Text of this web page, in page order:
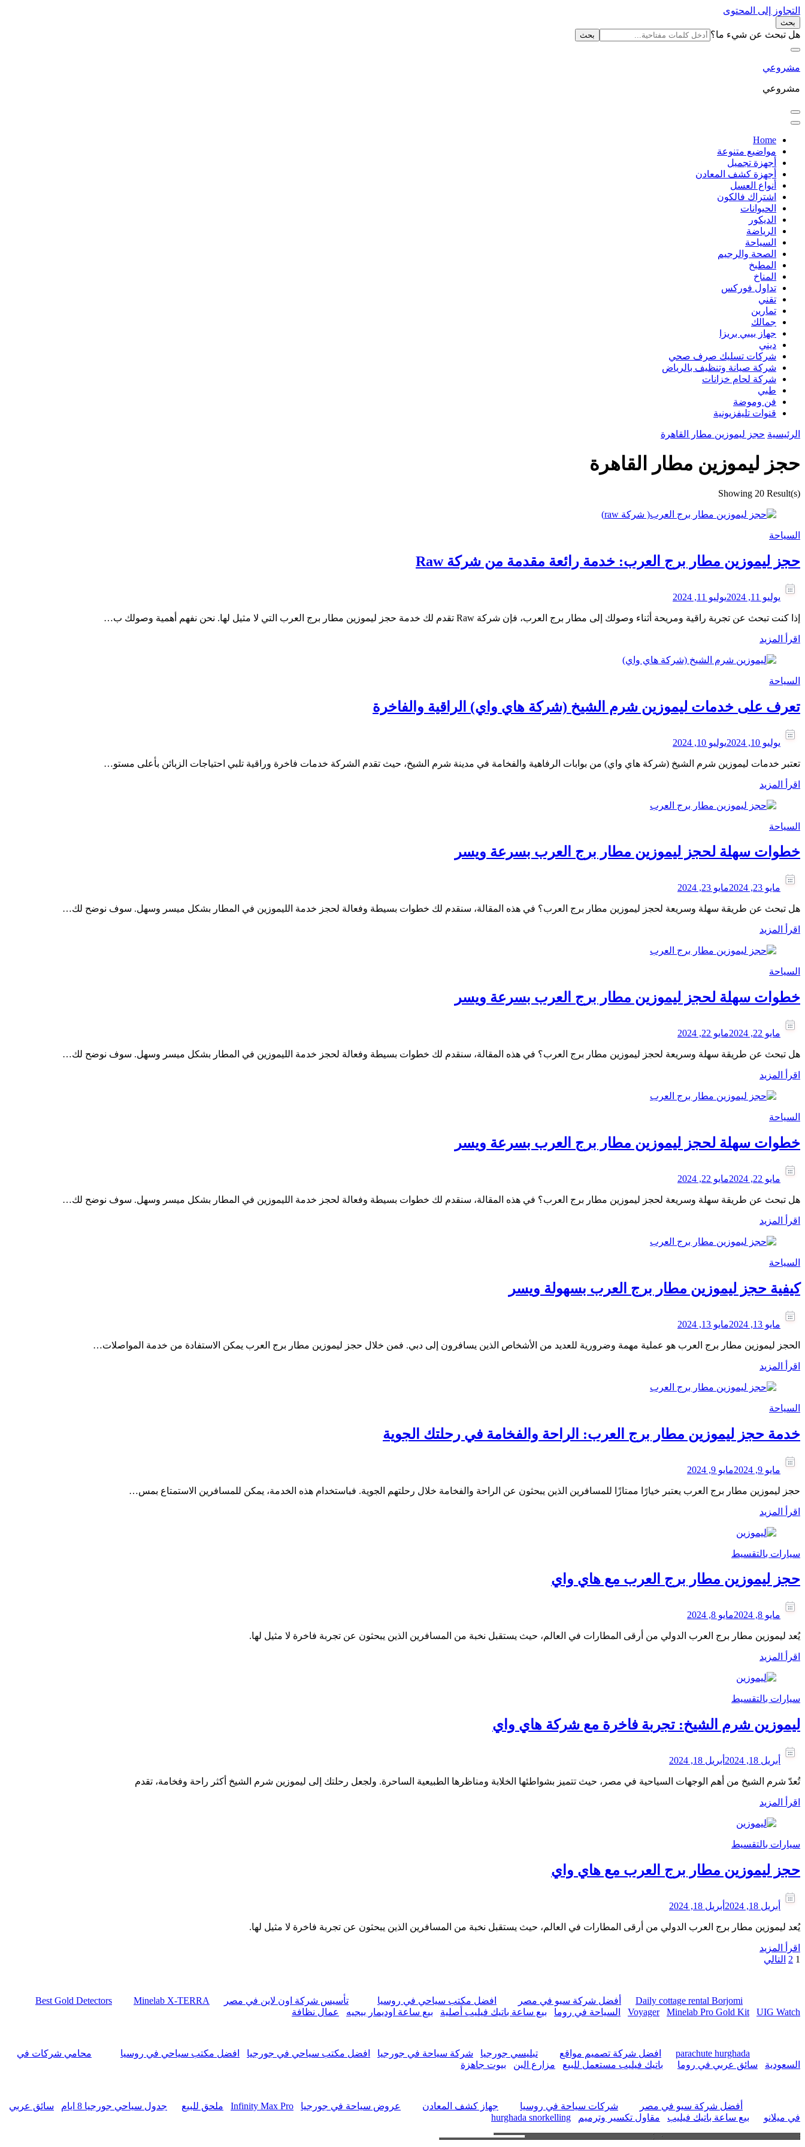
التجاوز إلى المحتوى
بحث
البحث
هل تبحث عن شيء ما؟
مشروعي
مشروعي
Home
مواضيع متنوعة
أجهزة تجميل
أجهزة كشف المعادن
أنواع العسل
اشتراك فالكون
الحيوانات
الديكور
الرياضة
السياحة
الصحة والرجيم
المطبخ
المناخ
تداول فوركس
تقني
تمارين
جمالك
جهاز بيبي بريزا
ديني
شركات تسليك صرف صحي
شركة صيانة وتنظيف بالرياض
شركة لحام خزانات
طبي
فن وموضة
قنوات تليفزيونية
الرئيسية حجز ليموزين مطار القاهرة
حجز ليموزين مطار القاهرة
Showing 20 Result(s)
السياحة
حجز ليموزين مطار برج العرب: خدمة رائعة مقدمة من شركة Raw
يوليو 11, 2024 يوليو 11, 2024
إذا كنت تبحث عن تجربة راقية ومريحة أثناء وصولك إلى مطار برج العرب، فإن شركة Raw تقدم لك خدمة حجز ليموزين مطار برج العرب التي لا مثيل لها. نحن نفهم أهمية وصولك ب…
اقرأ المزيد
السياحة
تعرف على خدمات ليموزين شرم الشيخ (شركة هاي واي) الراقية والفاخرة
يوليو 10, 2024 يوليو 10, 2024
تعتبر خدمات ليموزين شرم الشيخ (شركة هاي واي) من بوابات الرفاهية والفخامة في مدينة شرم الشيخ، حيث تقدم الشركة خدمات فاخرة وراقية تلبي احتياجات الزبائن بأعلى مستو…
اقرأ المزيد
السياحة
خطوات سهلة لحجز ليموزين مطار برج العرب بسرعة ويسر
مايو 23, 2024 مايو 23, 2024
هل تبحث عن طريقة سهلة وسريعة لحجز ليموزين مطار برج العرب؟ في هذه المقالة، سنقدم لك خطوات بسيطة وفعالة لحجز خدمة الليموزين في المطار بشكل ميسر وسهل. سوف نوضح لك…
اقرأ المزيد
السياحة
خطوات سهلة لحجز ليموزين مطار برج العرب بسرعة ويسر
مايو 22, 2024 مايو 22, 2024
هل تبحث عن طريقة سهلة وسريعة لحجز ليموزين مطار برج العرب؟ في هذه المقالة، سنقدم لك خطوات بسيطة وفعالة لحجز خدمة الليموزين في المطار بشكل ميسر وسهل. سوف نوضح لك…
اقرأ المزيد
السياحة
خطوات سهلة لحجز ليموزين مطار برج العرب بسرعة ويسر
مايو 22, 2024 مايو 22, 2024
هل تبحث عن طريقة سهلة وسريعة لحجز ليموزين مطار برج العرب؟ في هذه المقالة، سنقدم لك خطوات بسيطة وفعالة لحجز خدمة الليموزين في المطار بشكل ميسر وسهل. سوف نوضح لك…
اقرأ المزيد
السياحة
كيفية حجز ليموزين مطار برج العرب بسهولة ويسر
مايو 13, 2024 مايو 13, 2024
الحجز ليموزين مطار برج العرب هو عملية مهمة وضرورية للعديد من الأشخاص الذين يسافرون إلى دبي. فمن خلال حجز ليموزين مطار برج العرب يمكن الاستفادة من خدمة المواصلات…
اقرأ المزيد
السياحة
خدمة حجز ليموزين مطار برج العرب: الراحة والفخامة في رحلتك الجوية
مايو 9, 2024 مايو 9, 2024
حجز ليموزين مطار برج العرب يعتبر خيارًا ممتازًا للمسافرين الذين يبحثون عن الراحة والفخامة خلال رحلتهم الجوية. فباستخدام هذه الخدمة، يمكن للمسافرين الاستمتاع بمس…
اقرأ المزيد
سيارات بالتقسيط
حجز ليموزين مطار برج العرب مع هاي واي
مايو 8, 2024 مايو 8, 2024
يُعد ليموزين مطار برج العرب الدولي من أرقى المطارات في العالم، حيث يستقبل نخبة من المسافرين الذين يبحثون عن تجربة فاخرة لا مثيل لها.
اقرأ المزيد
سيارات بالتقسيط
ليموزين شرم الشيخ: تجربة فاخرة مع شركة هاي واي
أبريل 18, 2024 أبريل 18, 2024
تُعدّ شرم الشيخ من أهم الوجهات السياحية في مصر، حيث تتميز بشواطئها الخلابة ومناظرها الطبيعية الساحرة. ولجعل رحلتك إلى ليموزين شرم الشيخ أكثر راحة وفخامة، تقدم
اقرأ المزيد
سيارات بالتقسيط
حجز ليموزين مطار برج العرب مع هاي واي
أبريل 18, 2024 أبريل 18, 2024
يُعد ليموزين مطار برج العرب الدولي من أرقى المطارات في العالم، حيث يستقبل نخبة من المسافرين الذين يبحثون عن تجربة فاخرة لا مثيل لها.
اقرأ المزيد
تعدد
صفحة1 صفحة
2 التالي
Daily cottage rental Borjomi أفضل شركة سيو في مصر افضل مكتب سياحي في روسيا تأسيس شركة اون لاين في مصر Best Gold Detectors
Minelab X-TERRA
Voyager
Minelab Pro Gold Kit UIG Watch السياحة في روما بيع ساعة باتيك فيليب أصلية بيع ساعة اوديمار بيجيه عمال نظافة
parachute hurghada افضل شركة تصميم مواقع تبليسي جورجيا شركة سياحة في جورجيا افضل مكتب سياحي في جورجيا افضل مكتب سياحي في روسيا
محامي شركات في
السعودية
سائق عربي في روما باتيك فيليب مستعمل للبيع مزارع البن بيوت جاهزة
أفضل شركة سيو في مصر شركات سياحة في روسيا جهاز كشف المعادن عروض سياحة في جورجيا Infinity Max Pro ملحق للبيع جدول سياحي جورجيا 8 ايام
سائق عربي
في ميلانو
بيع ساعة باتيك فيليب مقاول تكسير وترميم hurghada snorkelling